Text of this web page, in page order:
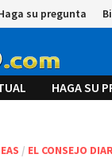
su pregunta
HAGA SU
/ EL CONSEJO